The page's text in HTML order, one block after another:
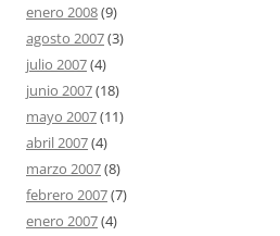
enero 2008(9)
agosto 2007(3)
julio 2007(4)
junio 2007(18)
mayo 2007(11)
abril 2007(4)
marzo 2007(8)
febrero 2007(7)
enero 2007(4)